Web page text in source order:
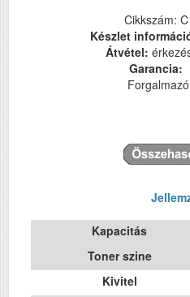
Cikkszám:
Készlet
Átvétel:
Garancia:
Kapacitás
Toner szine
Kivitel